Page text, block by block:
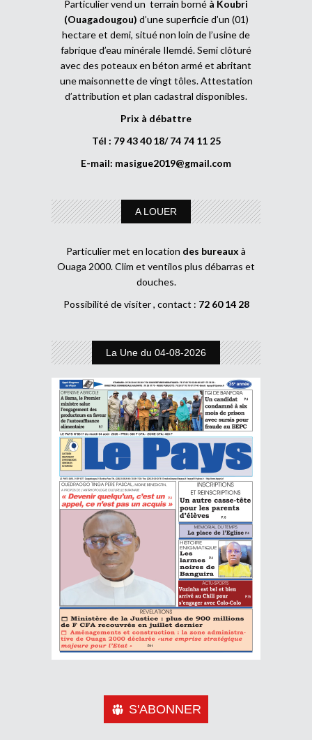
Particulier vend un terrain borné à Koubri
(Ouagadougou) d’une superficie d’un (01)
hectare et demi, situé non loin de l’usine de
fabrique d’eau minérale Ilemdé. Semi clôturé
avec des poteaux en béton armé et abritant
une maisonnette de vingt tôles. Attestation
d’attribution et plan cadastral disponibles.
Prix à débattre
Tél : 79 43 40 18/ 74 74 11 25
E-mail: masigue2019@gmail.com
A LOUER
Particulier met en location des bureaux à
Ouaga 2000. Clim et ventilos plus débarras et
douches.
Possibilité de visiter , contact : 72 60 14 28
La Une du 04-08-2026
S'ABONNER